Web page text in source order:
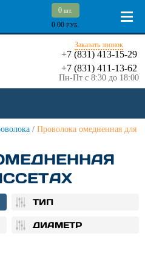
0 шт.
0.00 РУБ.
Заказать звонок
+7 (831) 413-15-29
+7 (831) 411-13-62
Пн-Пт с 8:30 до 18:00
/ Проволока омедненная для
ТИП
ДИАМЕТР